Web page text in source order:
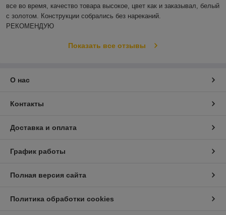
все во время, качество товара высокое, цвет как и заказывал, белый
с золотом. Конструкции собрались без нареканий.
РЕКОМЕНДУЮ
Показать все отзывы
О нас
Контакты
Доставка и оплата
График работы
Полная версия сайта
Политика обработки cookies